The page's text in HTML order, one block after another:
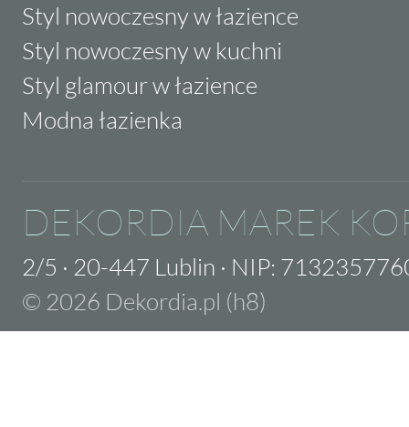
Styl nowoczesny w łazience
Styl nowoczesny w kuchni
Styl glamour w łazience
Modna łazienka
DEKORDIA MAREK
2/5 · 20-447 Lublin · NIP:
© 2026 Dekordia.pl (h8)